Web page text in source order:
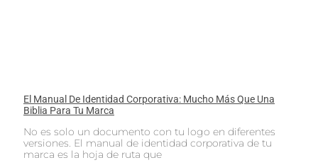
El Manual De Identidad Corporativa: Mucho Más Que Una
Biblia Para Tu Marca
No es solo un documento con tu logo en diferentes
versiones. El manual de identidad corporativa de tu
marca es la hoja de ruta que